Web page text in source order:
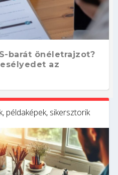
barát önéletrajzot?
az
példaképek, sikersztorik